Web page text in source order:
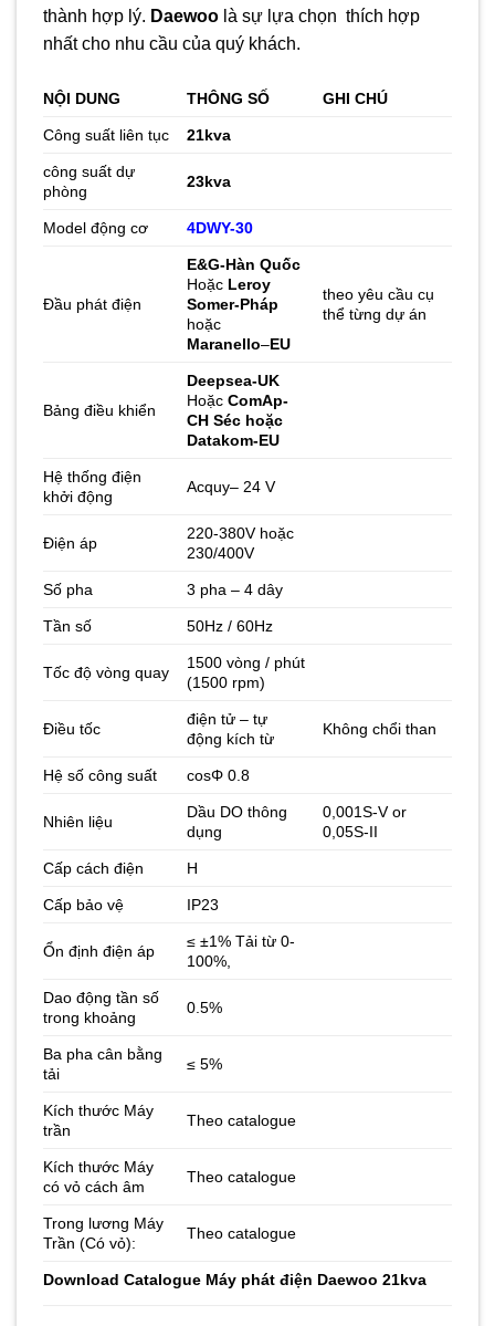
thành hợp lý. Daewoo là sự lựa chọn thích hợp
nhất cho nhu cầu của quý khách.
NỘI DUNG THÔNG SỐ GHI CHÚ
Công suất liên tục 21kva
công suất dự
phòng
23kva
Model động cơ 4DWY-30
Đầu phát điện
E&G-Hàn Quốc
Hoặc Leroy
Somer-Pháp
hoặc
Maranello–EU
theo yêu cầu cụ
thể từng dự án
Bảng điều khiển
Deepsea-UK
HoặcComAp-
CH Séc hoặc
Datakom-EU
Hệ thống điện
khởi động
Acquy– 24 V
Điện áp
220-380V hoặc
230/400V
Số pha 3 pha – 4 dây
Tần số 50Hz / 60Hz
Tốc độ vòng quay
1500 vòng / phút
(1500 rpm)
Điều tốc
điện tử – tự
động kích từ
Không chổi than
Hệ số công suất cosΦ 0.8
Nhiên liệu
Dầu DO thông
dụng
0,001S-V or
0,05S-II
Cấp cách điện H
Cấp bảo vệ IP23
Ổn định điện áp
≤ ±1% Tải từ 0-
100%,
Dao động tần số
trong khoảng
0.5%
Ba pha cân bằng
tải
≤ 5%
Kích thước Máy
trần
Theo catalogue
Kích thước Máy
có vỏ cách âm
Theo catalogue
Trong lương Máy
Trần (Có vỏ):
Theo catalogue
Download Catalogue Máy phát điện Daewoo 21kva